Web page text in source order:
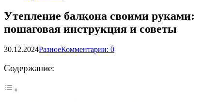
Утепление балкона своими руками:
пошаговая инструкция и советы
30.12.2024РазноеКомментарии: 0
Содержание: